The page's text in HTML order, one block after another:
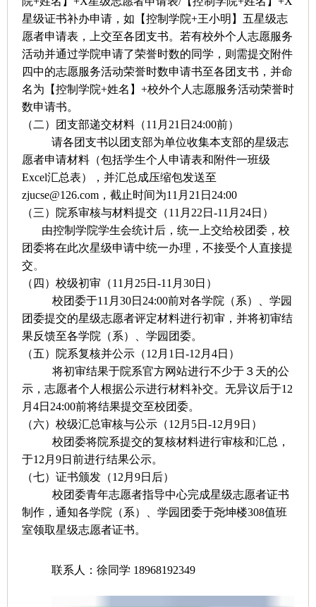
星级证书补办申请，如【控制学院+王小明】五星级志
愿者申请表，上交至各团支书。若有校外个人志愿服务
活动并通过学院申请了荣誉时数的同学，则需提交附件
四中的志愿服务活动荣誉时数申请书至各团支书，并命
名为【控制学院+姓名】 +校外个人志愿服务活动荣誉时
数申请书。
（二）团支部递交材料（11 月 21 日 24:00前）
请各团支书以团支部为单位收集本支部的星级志
愿者申请材料（包括学生个人申请表和附件一班级
Excel汇总表），并汇总成压缩包发送至
zjucse@126.com ，截止时间为11 月 21 日 24:00
（三）院系审核与材料提交（11 月 22 日 -11 月 24日）
由控制学院学生会统计后，统一上交给校团委，校
团委将在此次星级申请中统一办理，不接受个人直接提
交。
（四）校级初审（11 月 25日 -11 月 30日）
校团委于11 月30日 24:00前对各学院（系）、学园
团委提交的星级志愿者评定材料进行初审，并将初审结
果反馈至各学院（系）、学园团委。
（五）院系复核并公示（12 月 1 日 -12 月 4日）
将初审结果于院系官方网站进行不少于３天的公
示，志愿者个人根据公示进行材料补交。无异议后于12
月 4日 24:00前将结果提交至校团委。
（六）校级汇总审核与公示（12 月 5日 -12 月 9日）
校团委将院系提交的复核材料进行审核和汇总，
于12 月 9日前进行结果公示。
（七）证书颁发（12 月 9日后）
校团委青年志愿者指导中心完成星级志愿者证书
制作，通知各学院（系）、学园团委于尧坤楼308值班
室领取星级志愿者证书。
联系人：徐同学 18968192349